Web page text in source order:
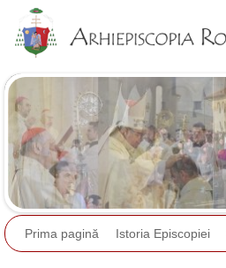
Prima pagină Istoria Episcopiei